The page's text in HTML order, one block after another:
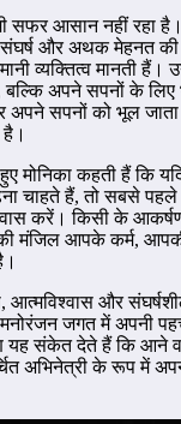
सफर आसान नहीं रहा
और अथक मेहनत
व्यक्तित्व मानती
अपने सपनों के लिए
अपने सपनों को भूल
मोनिका कहती हैं कि
चाहते हैं, तो सबसे
करें। किसी के
मंजिल आपके कर्म,
आत्मविश्वास और
मनोरंजन जगत में अपनी
यह संकेत देते हैं कि आने
अभिनेत्री के रूप में